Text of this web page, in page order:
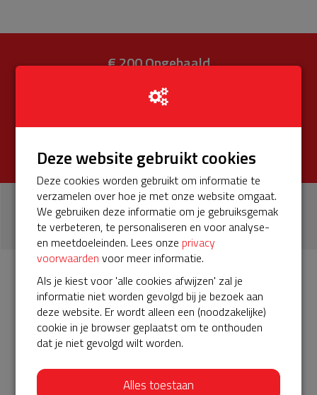
€ 200Opgehaald
€ 0
Donateurs
1
donatie
Info Donateurs
Het servicepakket van onze BuurtAED verloopt bijna en
moet worden verlengd, zodat onze AED gebruiksklaar
blijft. Help je mee? Doneer voor ons servicepakket!
Deze website gebruikt cookies
Deze cookies worden gebruikt om informatie te
verzamelen over hoe je met onze website omgaat.
We gebruiken deze informatie om je gebruiksgemak
te verbeteren, te personaliseren en voor analyse-
en meetdoeleinden. Lees onze privacy
voorwaarden voor meer informatie.
Als je kiest voor 'alle cookies afwijzen' zal je
informatie niet worden gevolgd bij je bezoek aan
deze website. Er wordt alleen een (noodzakelijke)
cookie in je browser geplaatst om te onthouden
dat je niet gevolgd wilt worden.
Alles toestaan